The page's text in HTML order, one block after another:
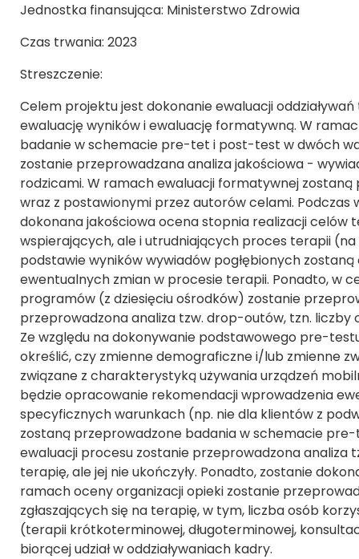
Jednostka finansująca: Ministerstwo Zdrowia
Czas trwania: 2023
Streszczenie:
Celem projektu jest dokonanie ewaluacji
ewaluację wyników i ewaluację formatywną. W
badanie w schemacie pre-tet i post-test w dwóch
zostanie przeprowadzana analiza jakościowa -
rodzicami. W ramach ewaluacji formatywnej
wraz z postawionymi przez autorów celami.
dokonana jakościowa ocena stopnia realizacji
wspierających, ale i utrudniających proces terapii
podstawie wyników wywiadów pogłębionych
ewentualnych zmian w procesie terapii. Ponadto, w
programów (z dziesięciu ośrodków) zostanie
przeprowadzona analiza tzw. drop-outów, tzn. liczby
Ze względu na dokonywanie podstawowego pre-
określić, czy zmienne demograficzne i/lub zmienne
związane z charakterystyką używania urządzeń
będzie opracowanie rekomendacji wprowadzenia
specyficznych warunkach (np. nie dla klientów z
zostaną przeprowadzone badania w schemacie
ewaluacji procesu zostanie przeprowadzona analiza
terapię, ale jej nie ukończyły. Ponadto, zostanie
ramach oceny organizacji opieki zostanie
zgłaszających się na terapię, w tym, liczba osób
(terapii krótkoterminowej, długoterminowej,
biorącej udział w oddziaływaniach kadry.